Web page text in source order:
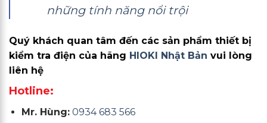
những tính năng nổi trội
Quý khách quan tâm đến các sản phẩm thiết bị
kiểm tra điện của hãng HIOKI Nhật Bản vui lòng
liên hệ
Hotline:
Mr. Hùng: 0934 683 566